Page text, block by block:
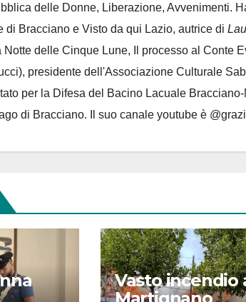
delle Donne, Liberazione, Avvenimenti.
di Bracciano e Visto da qui Lazio, autrice di
Notte delle Cinque Lune, Il processo al Conte
presidente dell'Associazione Culturale
per la Difesa del Bacino Lacuale
di Bracciano. Il suo canale youtube è
Vasto incendio